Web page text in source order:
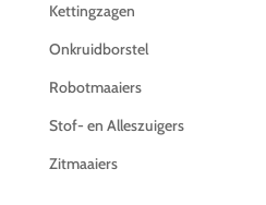
Kettingzagen
Onkruidborstel
Robotmaaiers
Stof- en Alleszuigers
Zitmaaiers